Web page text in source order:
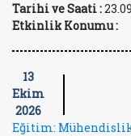
Tarihi ve Saati :
Etkinlik Konumu :
13
Ekim
2026
Eğitim: Mühendislik